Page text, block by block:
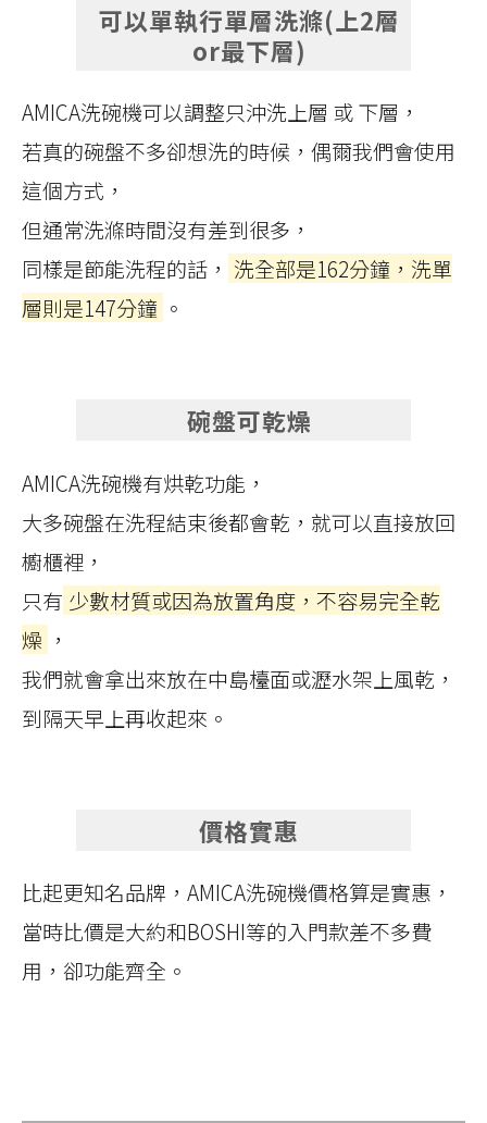
可以單執行單層洗滌(上2層
or最下層)
AMICA洗碗機可以調整只沖洗上層 或 下層，
若真的碗盤不多卻想洗的時候，偶爾我們會使用
這個方式，
但通常洗滌時間沒有差到很多，
同樣是節能洗程的話， 洗全部是162分鐘，洗單
層則是147分鐘 。
碗盤可乾燥
AMICA洗碗機有烘乾功能，
大多碗盤在洗程結束後都會乾，就可以直接放回
櫥櫃裡，
只有 少數材質或因為放置角度，不容易完全乾
燥 ，
我們就會拿出來放在中島檯面或瀝水架上風乾，
到隔天早上再收起來。
價格實惠
比起更知名品牌，AMICA洗碗機價格算是實惠，
當時比價是大約和BOSHI等的入門款差不多費
用，卻功能齊全。